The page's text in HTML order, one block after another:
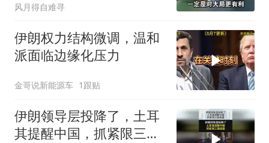
风月得自难寻
伊朗权力结构微调，温和
派面临边缘化压力
金哥说新能源车 1跟贴
伊朗领导层投降了，土耳
其提醒中国，抓紧限三国